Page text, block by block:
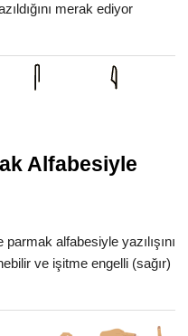
merak ediyor
Alfabesiyle
alfabesiyle yazılışını
ve işitme engelli (sağır)